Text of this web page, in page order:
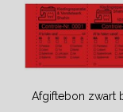
Afgiftebon zwart